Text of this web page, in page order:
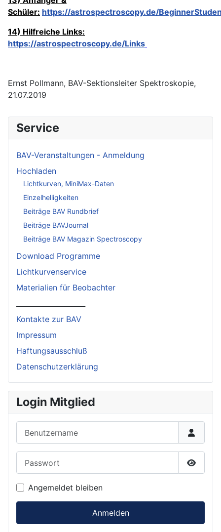
Schüler: https://astrospectroscopy.de/
14) Hilfreiche Links:
https://astrospectroscopy.de/Links
Ernst Pollmann, BAV-Sektionsleiter Spektroskopie,
21.07.2019
Service
BAV-Veranstaltungen - Anmeldung
Hochladen
Lichtkurven, MiniMax-Daten
Einzelhelligkeiten
Beiträge BAV Rundbrief
Beiträge BAVJournal
Beiträge BAV Magazin Spectroscopy
Download Programme
Lichtkurvenservice
Materialien für Beobachter
Kontakte zur BAV
Impressum
Haftungsausschluß
Datenschutzerklärung
Login Mitglied
Angemeldet bleiben
Anmelden